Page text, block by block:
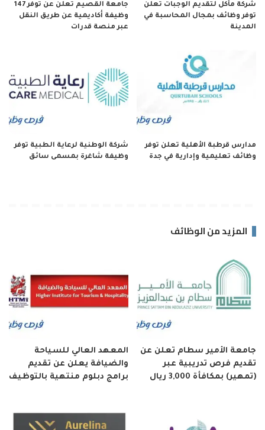
شركة مأكل لتقديم الوجبات تعلن
توفر وظائف بمجال المحاسبة في
المدينة
جامعة القصيم تعلن عن توفر 147
وظيفة أكاديمية عن طريق النقل
عبر منصة قدرات
مدارس قرطبة الأهلية تعلن توفر
وظائف تعليمية وإدارية في جدة
شركة الوطنية لرعاية الطبية توفر
وظيفة شاغرة بمسمى سائق
المزيد من الوظائف
جامعة الأمير سطام تعلن عن
تقديم فرص تدريبية عبر
(تمهير) بمكافأة 3,000 ريال
المعهد العالي للسياحة
والضيافة يعلن عن تقديم
برامج دبلوم منتهية بالتوظيف